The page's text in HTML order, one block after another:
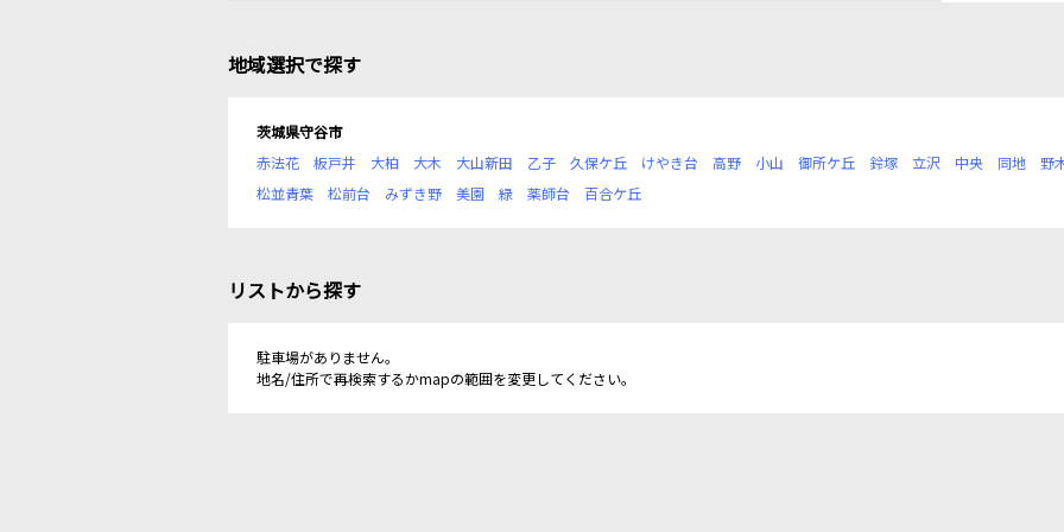
地域選択で探す
茨城県守谷市
赤法花
板戸井 大柏 大木 大山新田 乙子 久保ケ丘 けやき台 高野 小山 御所ケ丘 鈴塚 立沢 中央 同地 野
松並青葉
松前台 みずき野 美園 緑 薬師台 百合ケ丘
リストから探す
駐車場がありません。
地名/住所で再検索するかmapの範囲を変更してください。